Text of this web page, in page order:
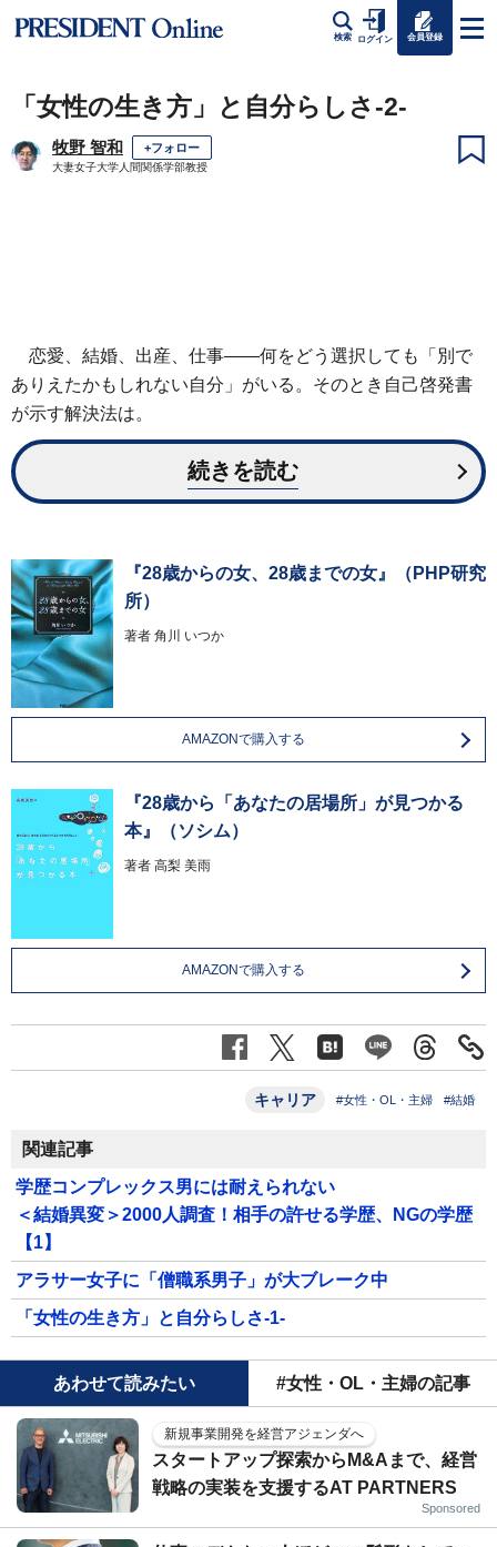
検索 ログイン 会員登録
「女性の生き方」と自分らしさ-2-
牧野 智和 +フォロー
大妻女子大学人間関係学部教授
恋愛、結婚、出産、仕事――何をどう選択しても「別で
ありえたかもしれない自分」がいる。そのとき自己啓発書
が示す解決法は。
続きを読む
『28歳からの女、28歳までの女』（PHP研究
所）
著者 角川 いつか
AMAZONで購入する
『28歳から「あなたの居場所」が見つかる
本』（ソシム）
著者 高梨 美雨
AMAZONで購入する
キャリア #女性・OL・主婦 #結婚
関連記事
学歴コンプレックス男には耐えられない
＜結婚異変＞2000人調査！相手の許せる学歴、NGの学歴
【1】
アラサー女子に「僧職系男子」が大ブレーク中
「女性の生き方」と自分らしさ-1-
あわせて読みたい #女性・OL・主婦の記事
新規事業開発を経営アジェンダへ
スタートアップ探索からM&Aまで、経営
戦略の実装を支援するAT PARTNERS
Sponsored